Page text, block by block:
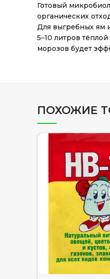
Готовый
органических
Для выгребных ям
5–10 литров
морозов будет
ПОХОЖИЕ